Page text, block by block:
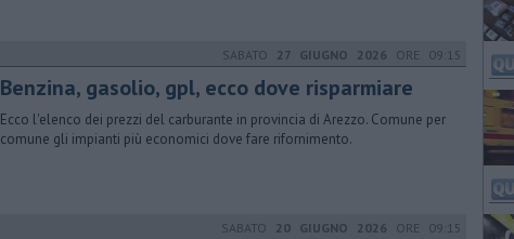
SABATO 27 GIUGNO 2026 ORE 09:15
​Benzina, gasolio, gpl, ecco dove risparmiare
Ecco l'elenco dei prezzi del carburante in provincia di Arezzo. Comune per
comune gli impianti più economici dove fare rifornimento.
SABATO 20 GIUGNO 2026 ORE 09:15